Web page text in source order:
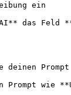
ein
das Feld
deinen Prompt
Prompt wie